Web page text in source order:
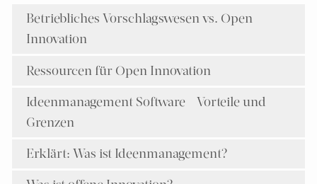
Betriebliches Vorschlagswesen vs. Open
Innovation
Ressourcen für Open Innovation
Ideenmanagement Software - Vorteile und
Grenzen
Erklärt: Was ist Ideenmanagement?